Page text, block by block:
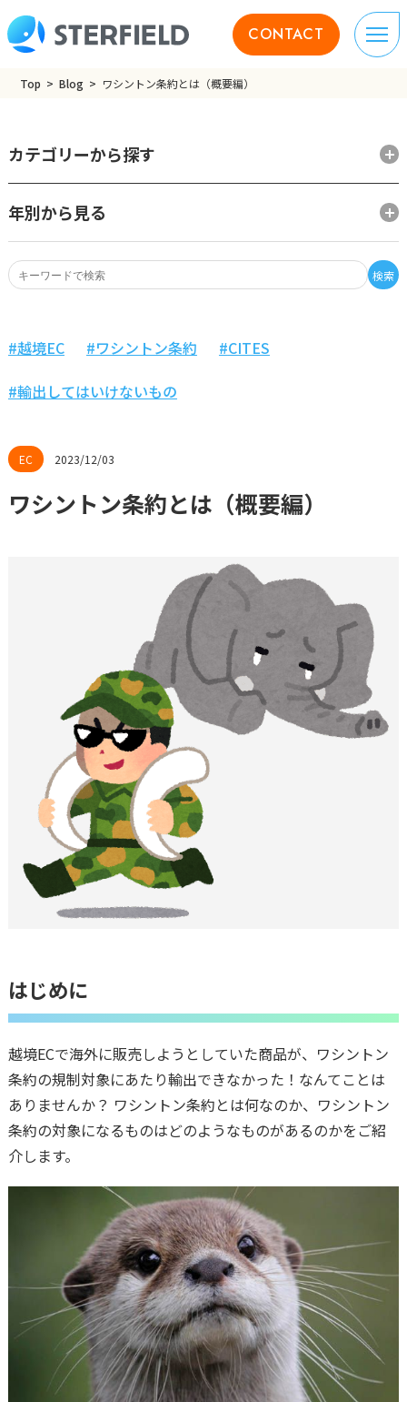
CONTACT
Top Blog ワシントン条約とは（概要編）
検索
カテゴリーから探す
年別から見る
2023/12/03
越境EC ワシントン条約
CITES
輸出してはいけないもの
ワシントン条約とは（概要編）
はじめに
越境ECで海外に販売しようとしていた商品が、ワシントン
条約の規制対象にあたり輸出できなかった！なんてことは
ありませんか？ ワシントン条約とは何なのか、ワシントン
条約の対象になるものはどのようなものがあるのかをご紹
介します。